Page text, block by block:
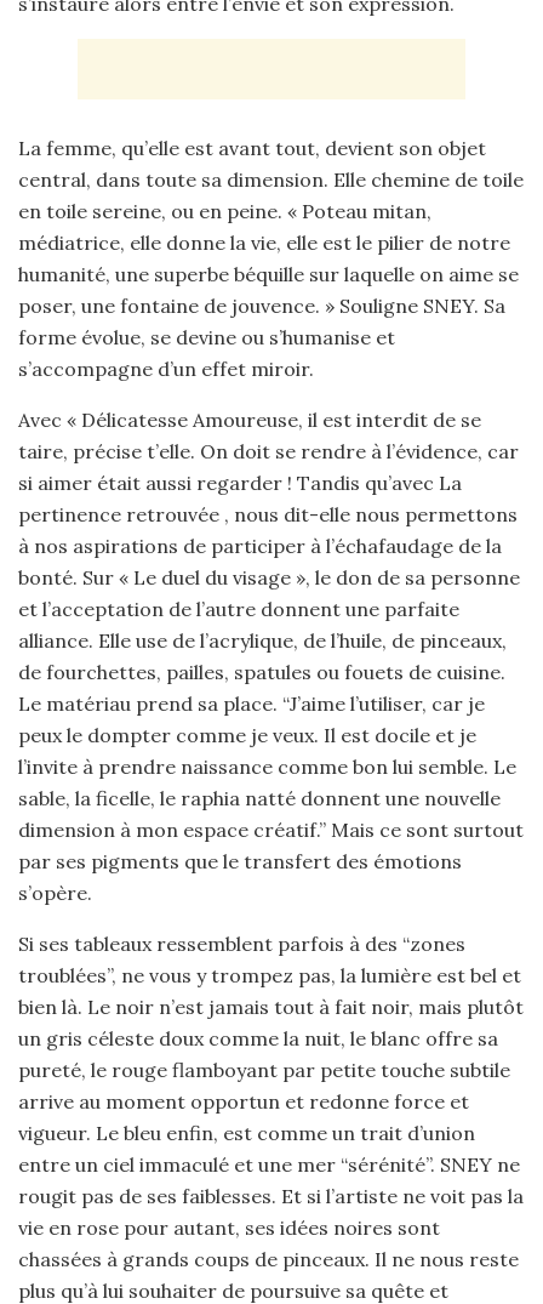
La femme, qu’elle est avant tout, devient son objet
central, dans toute sa dimension. Elle chemine de toile
en toile sereine, ou en peine. « Poteau mitan,
médiatrice, elle donne la vie, elle est le pilier de notre
humanité, une superbe béquille sur laquelle on aime se
poser, une fontaine de jouvence. » Souligne SNEY. Sa
forme évolue, se devine ou s’humanise et
s’accompagne d’un effet miroir.
Avec « Délicatesse Amoureuse, il est interdit de se
taire, précise t’elle. On doit se rendre à l’évidence, car
si aimer était aussi regarder ! Tandis qu’avec La
pertinence retrouvée , nous dit-elle nous permettons
à nos aspirations de participer à l’échafaudage de la
bonté. Sur « Le duel du visage », le don de sa personne
et l’acceptation de l’autre donnent une parfaite
alliance. Elle use de l’acrylique, de l’huile, de pinceaux,
de fourchettes, pailles, spatules ou fouets de cuisine.
Le matériau prend sa place. “J’aime l’utiliser, car je
peux le dompter comme je veux. Il est docile et je
l’invite à prendre naissance comme bon lui semble. Le
sable, la ficelle, le raphia natté donnent une nouvelle
dimension à mon espace créatif.” Mais ce sont surtout
par ses pigments que le transfert des émotions
s’opère.
Si ses tableaux ressemblent parfois à des “zones
troublées”, ne vous y trompez pas, la lumière est bel et
bien là. Le noir n’est jamais tout à fait noir, mais plutôt
un gris céleste doux comme la nuit, le blanc offre sa
pureté, le rouge flamboyant par petite touche subtile
arrive au moment opportun et redonne force et
vigueur. Le bleu enfin, est comme un trait d’union
entre un ciel immaculé et une mer “sérénité”. SNEY ne
rougit pas de ses faiblesses. Et si l’artiste ne voit pas la
vie en rose pour autant, ses idées noires sont
chassées à grands coups de pinceaux. Il ne nous reste
plus qu’à lui souhaiter de poursuive sa quête et